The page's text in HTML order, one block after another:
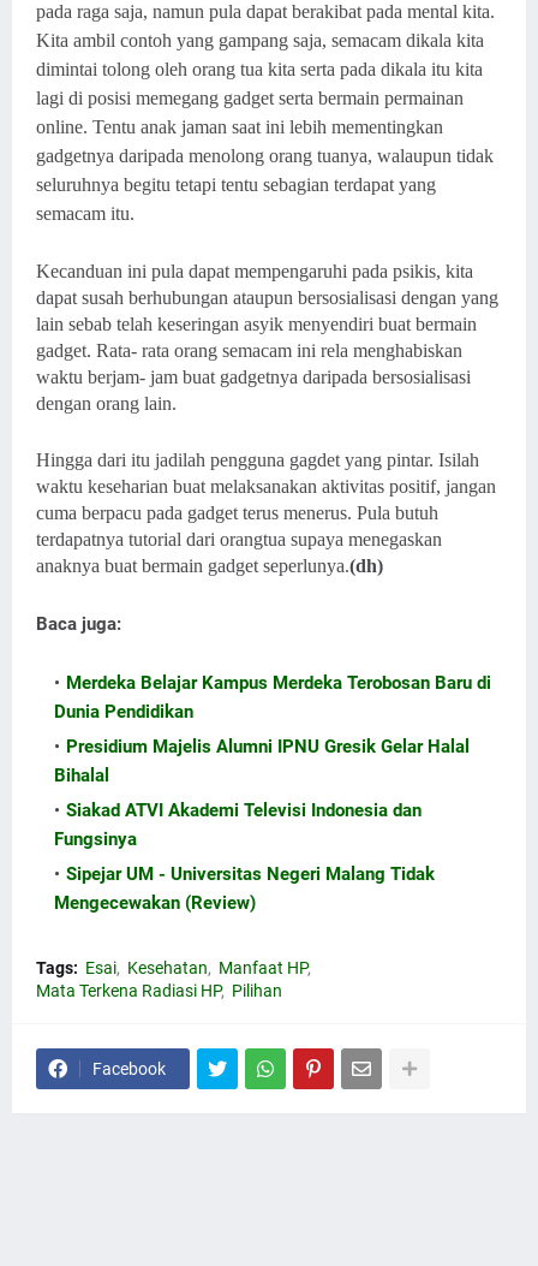
pada raga saja, namun pula dapat berakibat pada mental kita.
Kita ambil contoh yang gampang saja, semacam dikala kita
dimintai tolong oleh orang tua kita serta pada dikala itu kita
lagi di posisi memegang gadget serta bermain permainan
online. Tentu anak jaman saat ini lebih mementingkan
gadgetnya daripada menolong orang tuanya, walaupun tidak
seluruhnya begitu tetapi tentu sebagian terdapat yang
semacam itu.
Kecanduan ini pula dapat mempengaruhi pada psikis, kita
dapat susah berhubungan ataupun bersosialisasi dengan yang
lain sebab telah keseringan asyik menyendiri buat bermain
gadget. Rata- rata orang semacam ini rela menghabiskan
waktu berjam- jam buat gadgetnya daripada bersosialisasi
dengan orang lain.
Hingga dari itu jadilah pengguna gagdet yang pintar. Isilah
waktu keseharian buat melaksanakan aktivitas positif, jangan
cuma berpacu pada gadget terus menerus. Pula butuh
terdapatnya tutorial dari orangtua supaya menegaskan
anaknya buat bermain gadget seperlunya.(dh)
Baca juga:
Merdeka Belajar Kampus Merdeka Terobosan Baru di
Dunia Pendidikan
Presidium Majelis Alumni IPNU Gresik Gelar Halal
Bihalal
Siakad ATVI Akademi Televisi Indonesia dan
Fungsinya
Sipejar UM - Universitas Negeri Malang Tidak
Mengecewakan (Review)
Tags: Esai Kesehatan
Manfaat HP
Mata Terkena Radiasi HP
Pilihan
Facebook